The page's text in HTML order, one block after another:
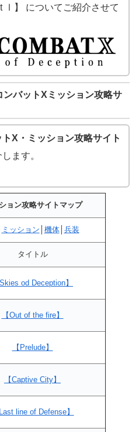
Ⅰ】 についてご紹介させて
ンバットXミッション攻略サ
X・ミッション攻略サイト
ます。
ョン攻略サイトマップ
ミッション 機体│ 兵装
タイトル
Skies od Deception】
【Out of the fire】
【Prelude】
【Captive City】
Last line of Defense】